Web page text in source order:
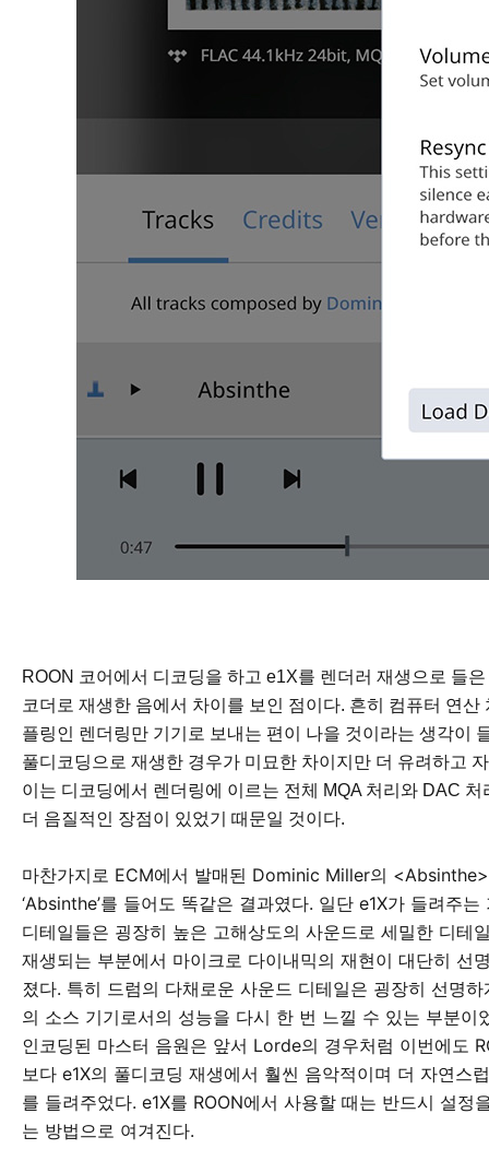
ROON 코어에서 디코딩을 하고 e1X를 렌더러 재생으로 들
코더로 재생한 음에서 차이를 보인 점이다. 흔히 컴퓨터 연
플링인 렌더링만 기기로 보내는 편이 나을 것이라는 생각이
풀디코딩으로 재생한 경우가 미묘한 차이지만 더 유려하고
이는 디코딩에서 렌더링에 이르는 전체 MQA 처리와 DAC
더 음질적인 장점이 있었기 때문일 것이다.
마찬가지로 ECM에서 발매된 Dominic Miller의
‘Absinthe’를 들어도 똑같은 결과였다. 일단 e1X가 들려주
디테일들은 굉장히 높은 고해상도의 사운드로 세밀한 디테
재생되는 부분에서 마이크로 다이내믹의 재현이 대단히 선
졌다. 특히 드럼의 다채로운 사운드 디테일은 굉장히 선명하
의 소스 기기로서의 성능을 다시 한 번 느낄 수 있는 부분이
인코딩된 마스터 음원은 앞서 Lorde의 경우처럼 이번에도
보다 e1X의 풀디코딩 재생에서 훨씬 음악적이며 더 자연스
를 들려주었다. e1X를 ROON에서 사용할 때는 반드시 설정
는 방법으로 여겨진다.